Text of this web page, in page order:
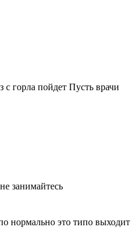
горла пойдет Пусть врачи
занимайтесь
нормально это типо выходит